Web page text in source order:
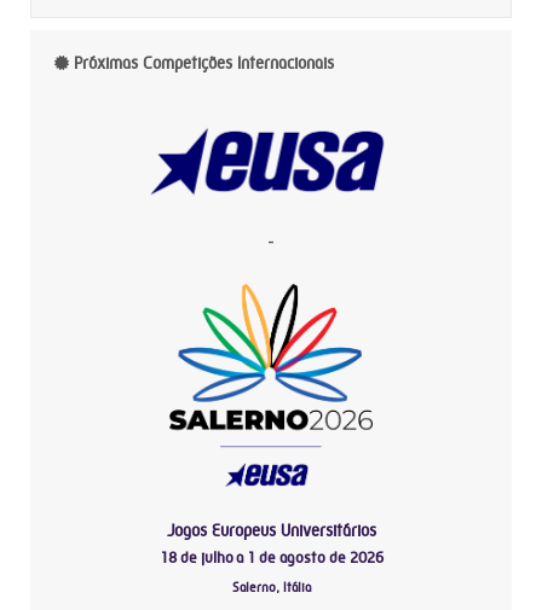
Próximas Competições Internacionais
-
Jogos Europeus Universitários
18 de julho a 1 de agosto de 2026
Salerno, Itália